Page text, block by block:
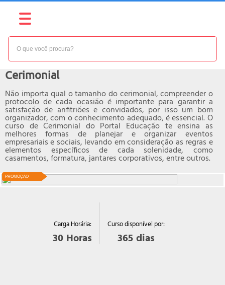
PROMOÇÃO
Carga Horária:
30 Horas
Curso disponível por:
365dias
NÍVEL: BÁSICO
Cerimonial
Não importa qual o tamanho do cerimonial, compreender o
protocolo de cada ocasião é importante para garantir a
satisfação de anfitriões e convidados, por isso um bom
organizador, com o conhecimento adequado, é essencial. O
curso de Cerimonial do Portal Educação te ensina as
melhores formas de planejar e organizar eventos
empresariais e sociais, levando em consideração as regras e
elementos específicos de cada solenidade, como
casamentos, formatura, jantares corporativos, entre outros.